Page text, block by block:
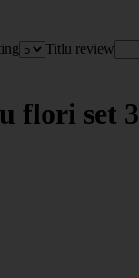
Titlu review
flori set